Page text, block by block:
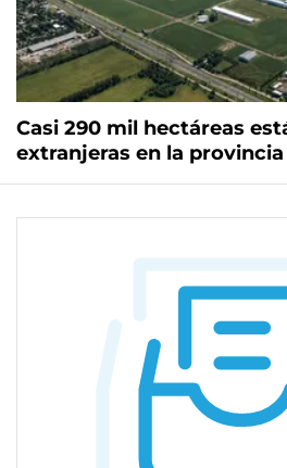
Casi 290 mil hectáreas
extranjeras en la